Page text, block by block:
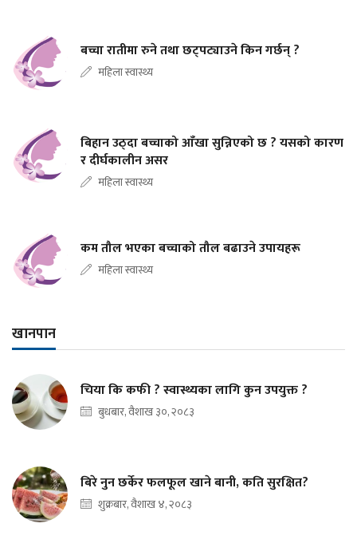
बच्चा रातीमा रुने तथा छट्पट्याउने किन गर्छन् ?
महिला स्वास्थ्य
बिहान उठ्दा बच्चाको आँखा सुन्निएको छ ? यसको कारण
र दीर्घकालीन असर
महिला स्वास्थ्य
कम तौल भएका बच्चाको तौल बढाउने उपायहरू
महिला स्वास्थ्य
खानपान
चिया कि कफी ? स्वास्थ्यका लागि कुन उपयुक्त ?
बुधबार, वैशाख ३०, २०८३
बिरे नुन छर्केर फलफूल खाने बानी, कति सुरक्षित?
शुक्रबार, वैशाख ४, २०८३